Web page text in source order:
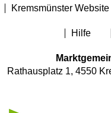
Kremsmünster Website
Hilfe
Rathausplatz 1, 4550